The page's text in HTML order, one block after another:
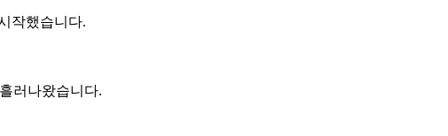
작했습니다.
러나왔습니다.